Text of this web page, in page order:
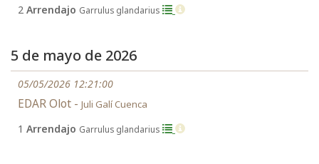
2 Arrendajo Garrulus glandarius
5 de mayo de 2026
05/05/2026 12:21:00
EDAR Olot - Juli Galí Cuenca
1 Arrendajo Garrulus glandarius